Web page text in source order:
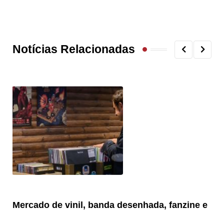
Notícias Relacionadas
Mercado de vinil, banda desenhada, fanzine e